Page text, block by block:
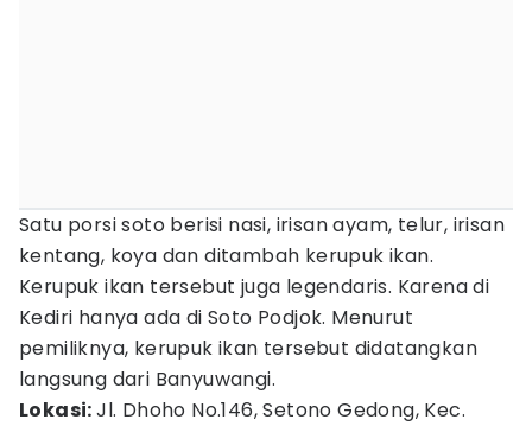
Satu porsi soto berisi nasi, irisan ayam, telur, irisan
kentang, koya dan ditambah kerupuk ikan.
Kerupuk ikan tersebut juga legendaris. Karena di
Kediri hanya ada di Soto Podjok. Menurut
pemiliknya, kerupuk ikan tersebut didatangkan
langsung dari Banyuwangi.
Lokasi:Jl. Dhoho No.146, Setono Gedong, Kec.